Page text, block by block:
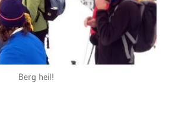
Berg heil!